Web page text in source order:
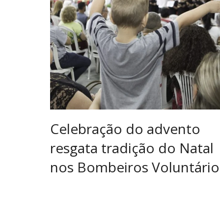
Celebração do advento
resgata tradição do Natal
nos Bombeiros